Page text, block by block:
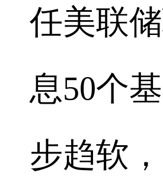
任美联
息50个
步趋软